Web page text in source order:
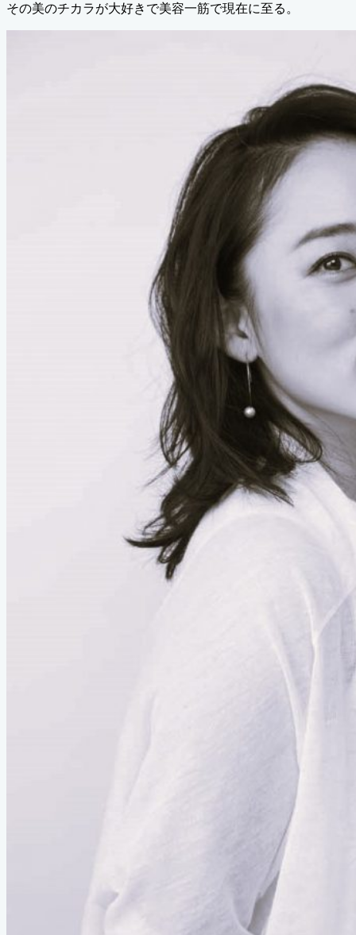
その美のチカラが大好きで美容一筋で現在に至る。